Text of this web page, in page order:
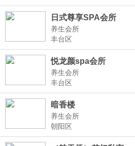
日式尊享SPA会所
养生会所
丰台区
悦龙颜spa会所
养生会所
丰台区
暗香楼
养生会所
朝阳区